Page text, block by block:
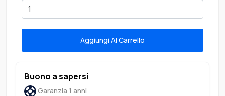
Aggiungi Al Carrello
Buono a sapersi
Garanzia 1 anni